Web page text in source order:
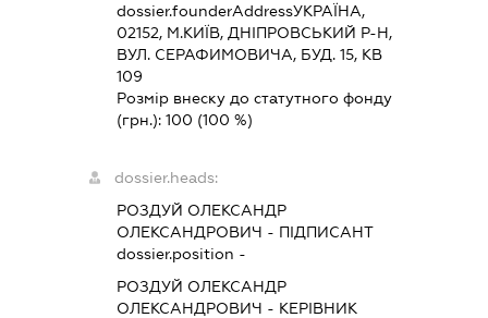
dossier.founderAddressУКРАЇНА,
02152, М.КИЇВ, ДНІПРОВСЬКИЙ Р-Н,
ВУЛ. СЕРАФИМОВИЧА, БУД. 15, КВ
109
Розмір внеску до статутного фонду
(грн.): 100 (100 %)
dossier.heads:
РОЗДУЙ ОЛЕКСАНДР
ОЛЕКСАНДРОВИЧ - ПІДПИСАНТ
dossier.position -
РОЗДУЙ ОЛЕКСАНДР
ОЛЕКСАНДРОВИЧ - КЕРІВНИК